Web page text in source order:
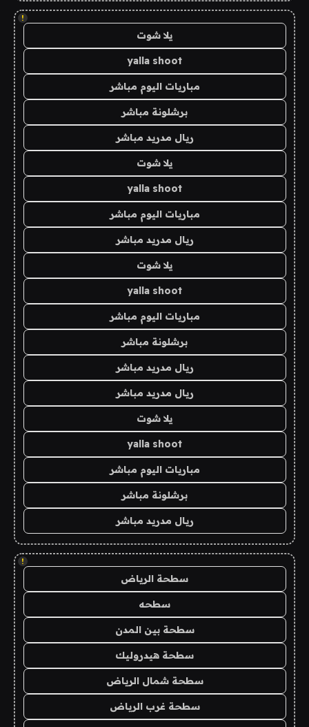
!
يلا شوت
yalla shoot
مباريات اليوم مباشر
برشلونة مباشر
ريال مدريد مباشر
يلا شوت
yalla shoot
مباريات اليوم مباشر
ريال مدريد مباشر
يلا شوت
yalla shoot
مباريات اليوم مباشر
برشلونة مباشر
ريال مدريد مباشر
ريال مدريد مباشر
يلا شوت
yalla shoot
مباريات اليوم مباشر
برشلونة مباشر
ريال مدريد مباشر
!
سطحة الرياض
سطحه
سطحة بين المدن
سطحة هيدروليك
سطحة شمال الرياض
سطحة غرب الرياض